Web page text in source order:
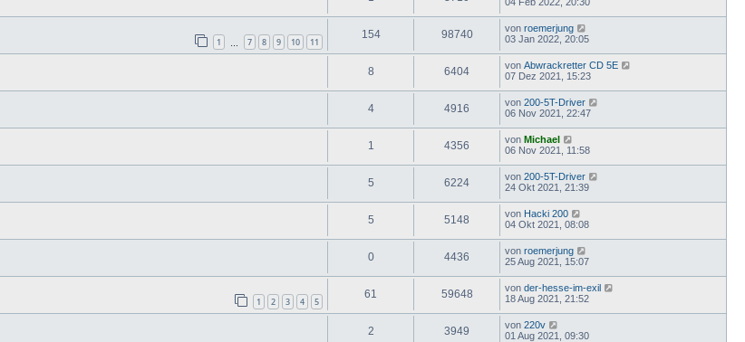
1 7 8 9 10 11
154 98740 von roemerjung
03 Jan 2022, 20:05
8 6404 von Abwrackretter CD 5E
07 Dez 2021, 15:23
4 4916 von 200-5T-Driver
06 Nov 2021, 22:47
1 4356 von Michael
06 Nov 2021, 11:58
5 6224 von 200-5T-Driver
24 Okt 2021, 21:39
5 5148 von Hacki 200
04 Okt 2021, 08:08
0 4436 von roemerjung
25 Aug 2021, 15:07
1 2 3 4 5
61 59648 von der-hesse-im-exil
18 Aug 2021, 21:52
2 3949 von 220v
01 Aug 2021, 09:30